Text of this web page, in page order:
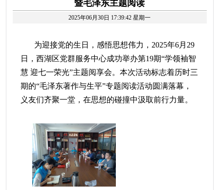
暨毛泽东主题阅读
2025年06月30日 17:39:42 星期一
为迎接党的生日，感悟思想伟力， 2025年6月29
日，西湖区党群服务中心成功举办第19期“学领袖智
慧 迎七一荣光”主题阅享会。本次活动标志着历时三
期的“毛泽东著作与生平”专题阅读活动圆满落幕，
义友们齐聚一堂，在思想的碰撞中汲取前行力量。